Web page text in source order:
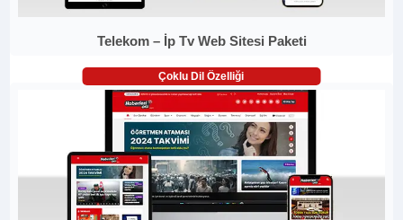
Telekom – İp Tv Web Sitesi Paketi
Çoklu Dil Özelliği